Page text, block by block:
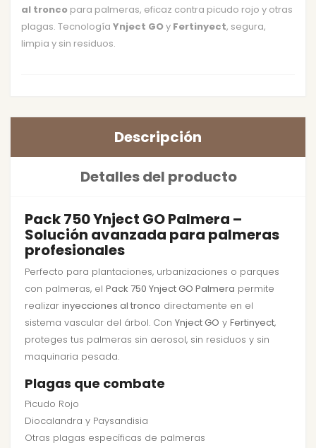
al tronco para palmeras, eficaz contra picudo rojo y otras
plagas. Tecnología Ynject GOy Fertinyect, segura,
limpia y sin residuos.
Descripción
Detalles del producto
Pack 750 Ynject GO Palmera –
Solución avanzada para palmeras
profesionales
Perfecto para plantaciones, urbanizaciones o parques
con palmeras, el Pack 750 Ynject GO Palmera permite
realizar inyecciones al tronco directamente en el
sistema vascular del árbol. Con Ynject GO y Fertinyect,
proteges tus palmeras sin aerosol, sin residuos y sin
maquinaria pesada.
Plagas que combate
Picudo Rojo
Diocalandra y Paysandisia
Otras plagas específicas de palmeras